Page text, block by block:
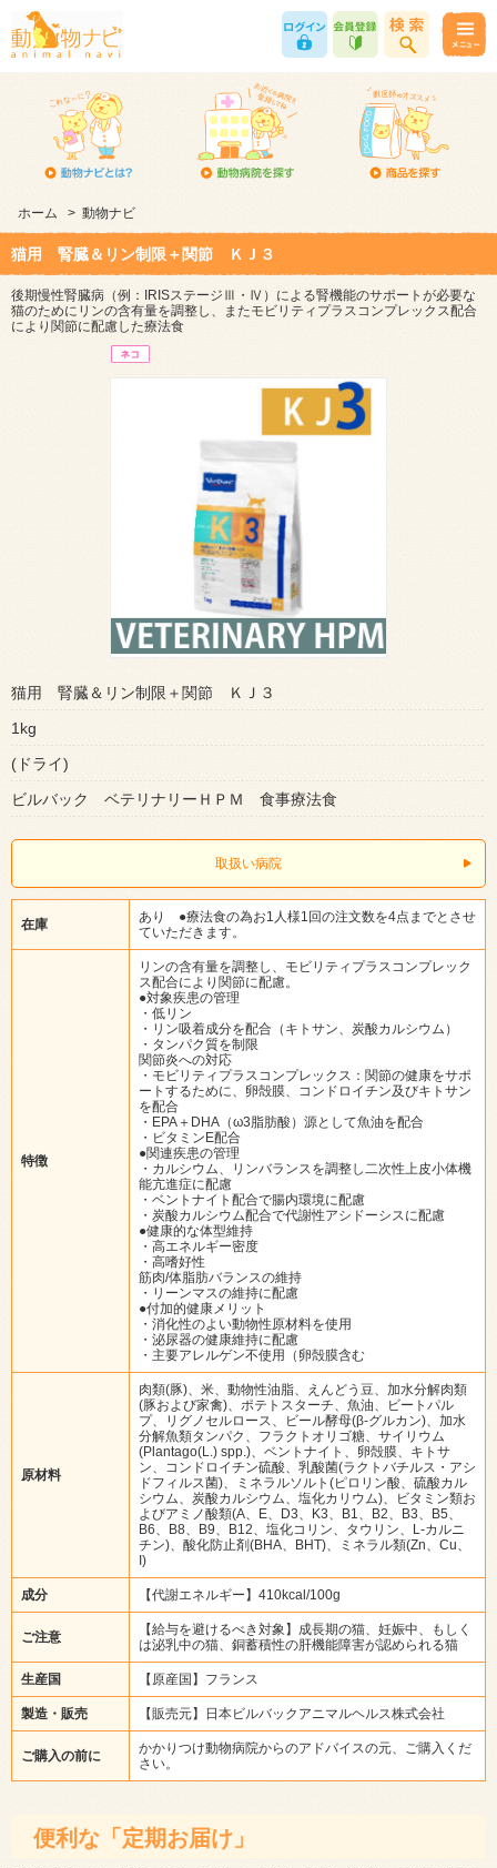
ホーム > 動物ナビ
猫用 腎臓＆リン制限＋関節 ＫＪ３
後期慢性腎臓病（例：IRISステージⅢ・Ⅳ）による腎機能のサポートが必要な
猫のためにリンの含有量を調整し、またモビリティプラスコンプレックス配合
により関節に配慮した療法食
猫用 腎臓＆リン制限＋関節 ＫＪ３
1kg
(ドライ)
ビルバック ベテリナリーＨＰＭ 食事療法食
取扱い病院
在庫
あり ●療法食の為お1人様1回の注文数を4点までとさせ
ていただきます。
特徴
リンの含有量を調整し、モビリティプラスコンプレック
ス配合により関節に配慮。
●対象疾患の管理
・低リン
・リン吸着成分を配合（キトサン、炭酸カルシウム）
・タンパク質を制限
関節炎への対応
・モビリティプラスコンプレックス：関節の健康をサポ
ートするために、卵殻膜、コンドロイチン及びキトサン
を配合
・EPA＋DHA（ω3脂肪酸）源として魚油を配合
・ビタミンE配合
●関連疾患の管理
・カルシウム、リンバランスを調整し二次性上皮小体機
能亢進症に配慮
・ベントナイト配合で腸内環境に配慮
・炭酸カルシウム配合で代謝性アシドーシスに配慮
●健康的な体型維持
・高エネルギー密度
・高嗜好性
筋肉/体脂肪バランスの維持
・リーンマスの維持に配慮
●付加的健康メリット
・消化性のよい動物性原材料を使用
・泌尿器の健康維持に配慮
・主要アレルゲン不使用（卵殻膜含む
原材料
肉類(豚)、米、動物性油脂、えんどう豆、加水分解肉類
(豚および家禽)、ポテトスターチ、魚油、ビートパル
プ、リグノセルロース、ビール酵母(β-グルカン)、加水
分解魚類タンパク、フラクトオリゴ糖、サイリウム
(Plantago(L.) spp.)、ベントナイト、卵殻膜、キトサ
ン、コンドロイチン硫酸、乳酸菌(ラクトバチルス・アシ
ドフィルス菌)、ミネラルソルト(ピロリン酸、硫酸カル
シウム、炭酸カルシウム、塩化カリウム)、ビタミン類お
よびアミノ酸類(A、E、D3、K3、B1、B2、B3、B5、
B6、B8、B9、B12、塩化コリン、タウリン、L-カルニ
チン)、酸化防止剤(BHA、BHT)、ミネラル類(Zn、Cu、
I)
成分 【代謝エネルギー】410kcal/100g
ご注意
【給与を避けるべき対象】成長期の猫、妊娠中、もしく
は泌乳中の猫、銅蓄積性の肝機能障害が認められる猫
生産国 【原産国】フランス
製造・販売 【販売元】日本ビルバックアニマルヘルス株式会社
ご購入の前に
かかりつけ動物病院からのアドバイスの元、ご購入くだ
さい。
便利な「定期お届け」